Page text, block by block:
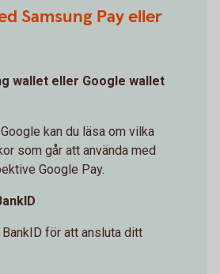
Samsung Pay eller
wallet eller Google wallet
kan du läsa om vilka
som går att använda med
Google Pay.
för att ansluta ditt